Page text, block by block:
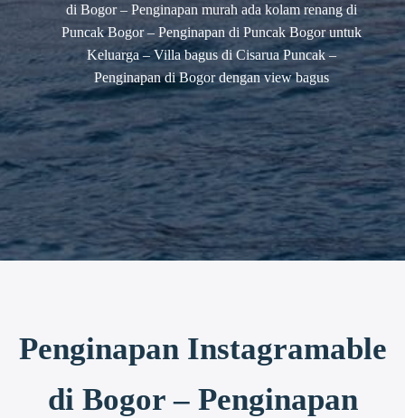
di Bogor – Penginapan murah ada kolam renang di
Puncak Bogor – Penginapan di Puncak Bogor untuk
Keluarga – Villa bagus di Cisarua Puncak –
Penginapan di Bogor dengan view bagus
Penginapan Instagramable
di Bogor – Penginapan